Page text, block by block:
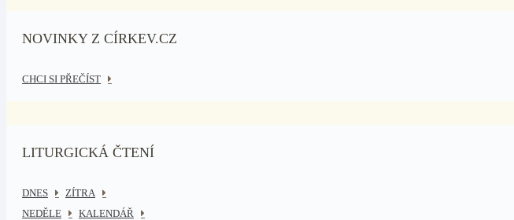
NOVINKY Z CÍRKEV.CZ
CHCI SI PŘEČÍST
LITURGICKÁ ČTENÍ
DNES
ZÍTRA
NEDĚLE
KALENDÁŘ